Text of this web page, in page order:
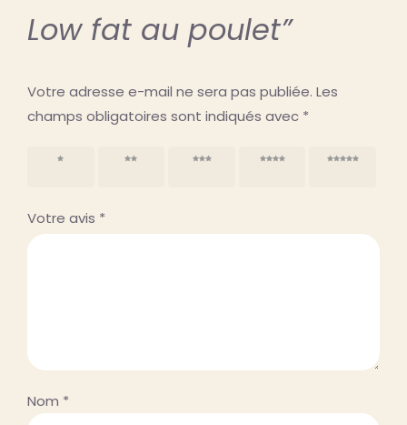
Low fat au poulet”
Votre adresse e-mail ne sera pas publiée. Les
champs obligatoires sont indiqués avec *
1 étoile 2 étoiles 3 étoiles 4 étoiles 5 étoiles
Votre avis *
Nom *